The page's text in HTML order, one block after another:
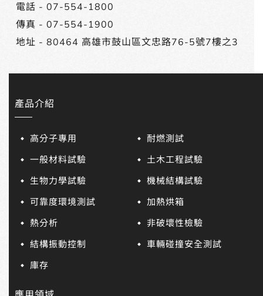
電話 - 07-554-1800
傳真 - 07-554-1900
地址 - 80464 高雄市鼓山區文忠路76-5號7樓之3
產品介紹
高分子專用
耐燃測試
一般材料試驗
土木工程試驗
生物力學試驗
機械結構試驗
可靠度環境測試
加熱烘箱
熱分析
非破壞性檢驗
結構振動控制
車輛碰撞安全測試
庫存